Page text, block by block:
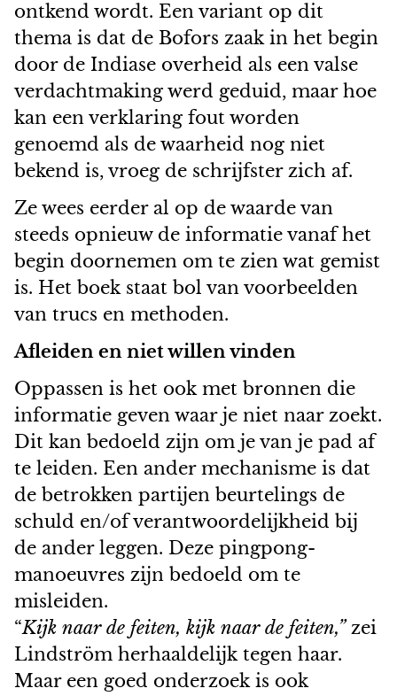
ontkend wordt. Een variant op dit
thema is dat de Bofors zaak in het begin
door de Indiase overheid als een valse
verdachtmaking werd geduid, maar hoe
kan een verklaring fout worden
genoemd als de waarheid nog niet
bekend is, vroeg de schrijfster zich af.
Ze wees eerder al op de waarde van
steeds opnieuw de informatie vanaf het
begin doornemen om te zien wat gemist
is. Het boek staat bol van voorbeelden
van trucs en methoden.
Afleiden en niet willen vinden
Oppassen is het ook met bronnen die
informatie geven waar je niet naar zoekt.
Dit kan bedoeld zijn om je van je pad af
te leiden. Een ander mechanisme is dat
de betrokken partijen beurtelings de
schuld en/of verantwoordelijkheid bij
de ander leggen. Deze pingpong-
manoeuvres zijn bedoeld om te
misleiden.
“Kijk naar de feiten, kijk naar de feiten,”zei
Lindström herhaaldelijk tegen haar.
Maar een goed onderzoek is ook